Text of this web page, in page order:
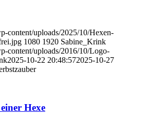
content/uploads/2025/10/Hexen-
1080 1920 Sabine_Krink
content/uploads/2016/10/Logo-
2025-10-22 20:48:572025-10-27
Hexe